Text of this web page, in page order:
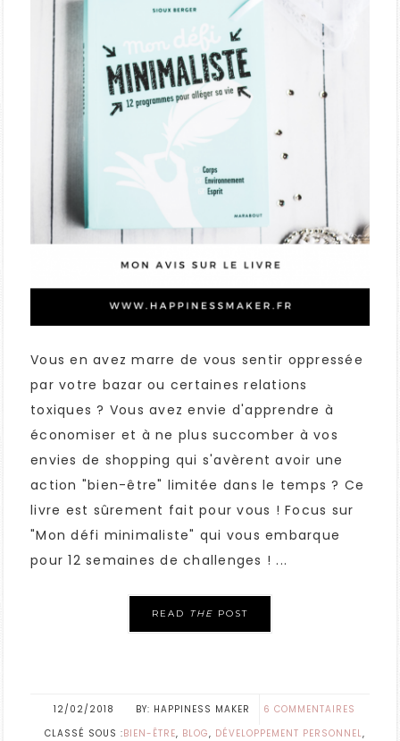
Vous en avez marre de vous sentir oppressée
par votre bazar ou certaines relations
toxiques ? Vous avez envie d'apprendre à
économiser et à ne plus succomber à vos
envies de shopping qui s'avèrent avoir une
action "bien-être" limitée dans le temps ? Ce
livre est sûrement fait pour vous ! Focus sur
"Mon défi minimaliste" qui vous embarque
pour 12 semaines de challenges ! ...
READ THE POST
12/02/2018 HAPPINESS MAKER
6 COMMENTAIRES
CLASSÉ SOUS :BIEN-ÊTRE, BLOG, DÉVELOPPEMENT PERSONNEL,